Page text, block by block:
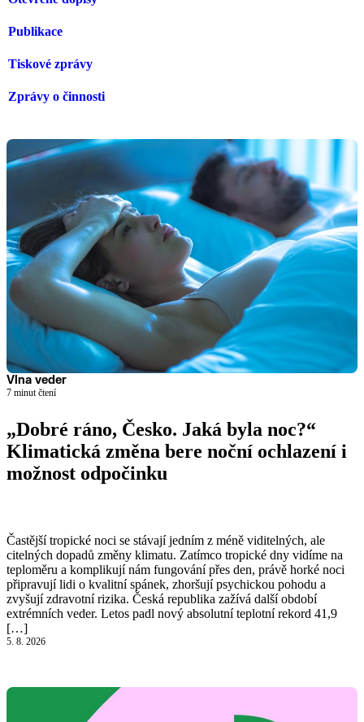
Publikace
Tiskové zprávy
Zprávy o činnosti
Vlna veder
7 minut čtení
„Dobré ráno, Česko. Jaká byla noc?“
Klimatická změna bere noční ochlazení i
možnost odpočinku
Častější tropické noci se stávají jedním z méně viditelných, ale
citelných dopadů změny klimatu. Zatímco tropické dny vidíme na
teploměru a komplikují nám fungování přes den, právě horké noci
připravují lidi o kvalitní spánek, zhoršují psychickou pohodu a
zvyšují zdravotní rizika. Česká republika zažívá další období
extrémních veder. Letos padl nový absolutní teplotní rekord 41,9
[…]
5. 8. 2026